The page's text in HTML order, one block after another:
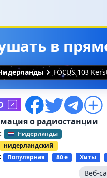
в
FOCUS 103
о радиостанции
Нидерланды
нидерландский
Популярная 80 е Хиты
Веб-